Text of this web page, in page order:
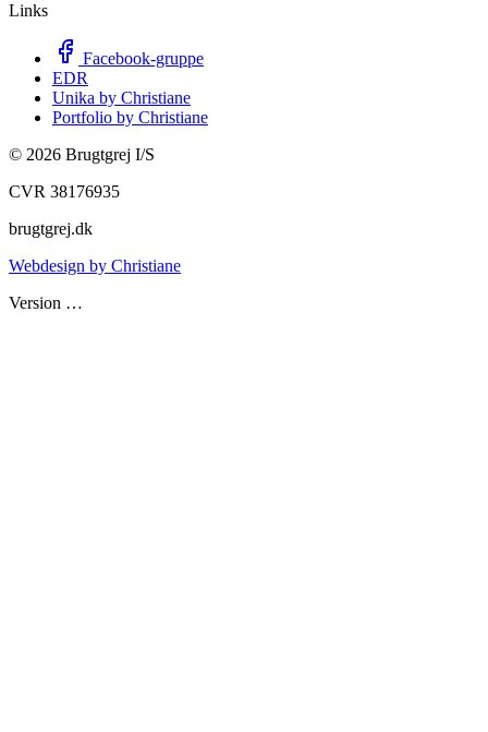
Links
Facebook-gruppe
EDR
Unika by Christiane
Portfolio by Christiane
© 2026 Brugtgrej I/S
CVR 38176935
brugtgrej.dk
Webdesign by Christiane
Version …